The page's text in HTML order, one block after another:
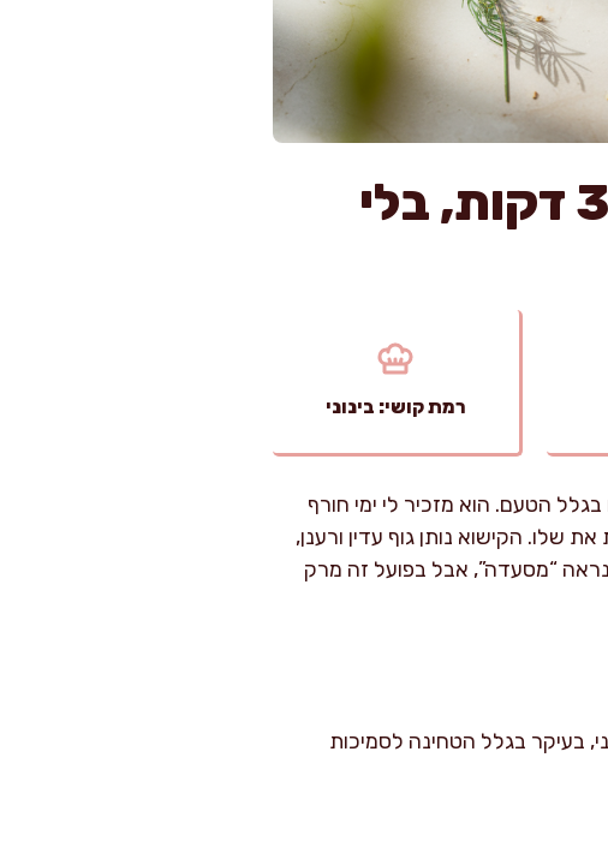
מרק קישואים עם שמנת מפנק ב-30 דקות, בלי
רמת קושי: בינוני
הטעם. הוא מזכיר לי ימי חורף
שלו. הקישוא נותן גוף עדין ורענן,
“מסעדה”, אבל בפועל זה מרק
רמת קושי: קל עד בינוני, בעיקר בגלל הטחינה לסמיכות